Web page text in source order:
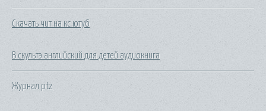
Скачать чит на кс ютуб
В скультэ английский для детей аудиокнига
Журнал ptz